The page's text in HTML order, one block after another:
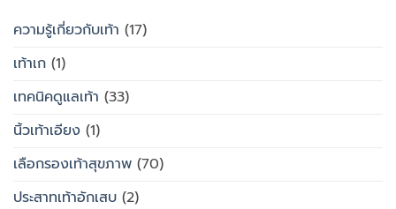
ความรู้เกี่ยวกับเท้า (17)
เท้าเก (1)
เทคนิคดูแลเท้า (33)
นิ้วเท้าเอียง (1)
เลือกรองเท้าสุขภาพ (70)
ประสาทเท้าอักเสบ (2)